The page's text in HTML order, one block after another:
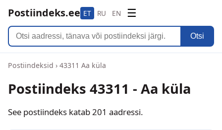
Postiindeks.ee ET RU EN ☰
Otsi
Postiindeksid › 43311 Aa küla
Postiindeks 43311 - Aa küla
See postiindeks katab 201 aadressi.